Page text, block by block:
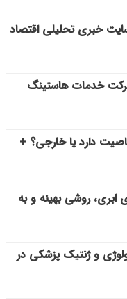
سایت خبری تحلیلی اقتصاد
خدمات هاستینگ
دارد یا خارجی؟ +
ابری، روشی بهینه و به
و ژنتیک پزشکی در